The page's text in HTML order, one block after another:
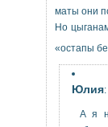
маты они
Но
«остапы
Юлия:
А я